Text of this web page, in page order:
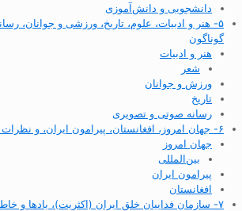
دانشجویی و دانش‌آموزی
۵- هنر و ادبیات، علوم، تاریخ، ورزشی و جوانان،
گوناگون
هنر و ادبیات
شعر
ورزش و جوانان
تاریخ
رسانه صوتی و تصویری
۶- جهان امروز، افغانستان، پیرامون ایران، و نظرات شما
جهان امروز
بین‌المللی
پیرامون ایران
افغانستان
۷- سازمان فداییان خلق ایران (اکثریت)، یادها و خاطره ها، کتابخانه مجازی